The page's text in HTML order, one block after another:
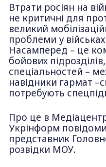
Втрати росіян на
не критичні для
великий
проблеми у
Насамперед – це
бойових
спеціальностей –
навідники гармат
потребують
Про це в
Укрінформ
представник
розвідки МОУ.